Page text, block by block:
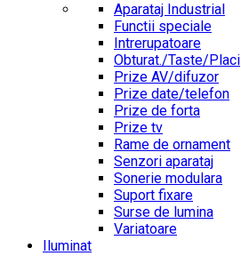
Aparataj Industrial
Functii speciale
Intrerupatoare
Obturat./Taste/Placi
Prize AV/difuzor
Prize date/telefon
Prize de forta
Prize tv
Rame de ornament
Senzori aparataj
Sonerie modulara
Suport fixare
Surse de lumina
Variatoare
Iluminat